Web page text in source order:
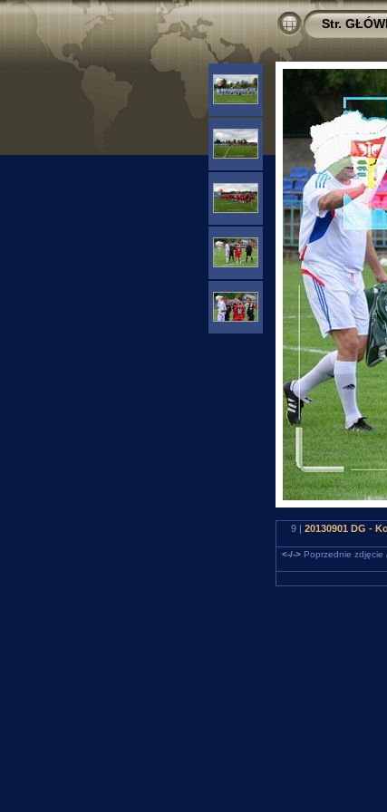
Str.
9 | 20130901 DG -
<-/->Poprzednie zdjęcie